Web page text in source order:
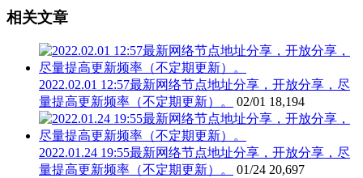
相关文章
2022.02.01 12:57最新网络节点地址分享，开放分享，尽
量提高更新频率（不定期更新）。
02/01 18,194
2022.01.24 19:55最新网络节点地址分享，开放分享，尽
量提高更新频率（不定期更新）。
01/24 20,697